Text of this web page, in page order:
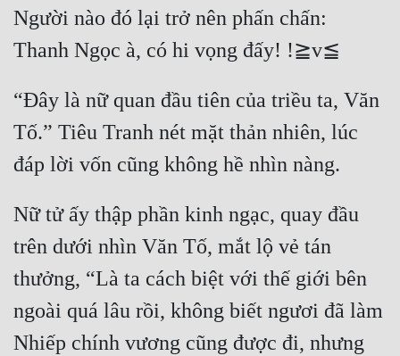
Sắc
Sủng
Thanh Xuân
Tiên Hiệp
Tiểu Thuyết
Triều Đấu
Trùng Sinh
Trọng Sinh
Tu Chân
Người nào đó lại trở nên phấn chấn:
“Đây là nữ quan đầu tiên của triều ta, Văn
Tố.” Tiêu Tranh nét mặt thản nhiên, lúc
Nữ tử ấy thập phần kinh ngạc, quay đầu
trên dưới nhìn Văn Tố, mắt lộ vẻ tán
thưởng, “Là ta cách biệt với thế giới bên
ngoài quá lâu rồi, không biết ngươi đã làm
Nhiếp chính vương cũng được đi, nhưng